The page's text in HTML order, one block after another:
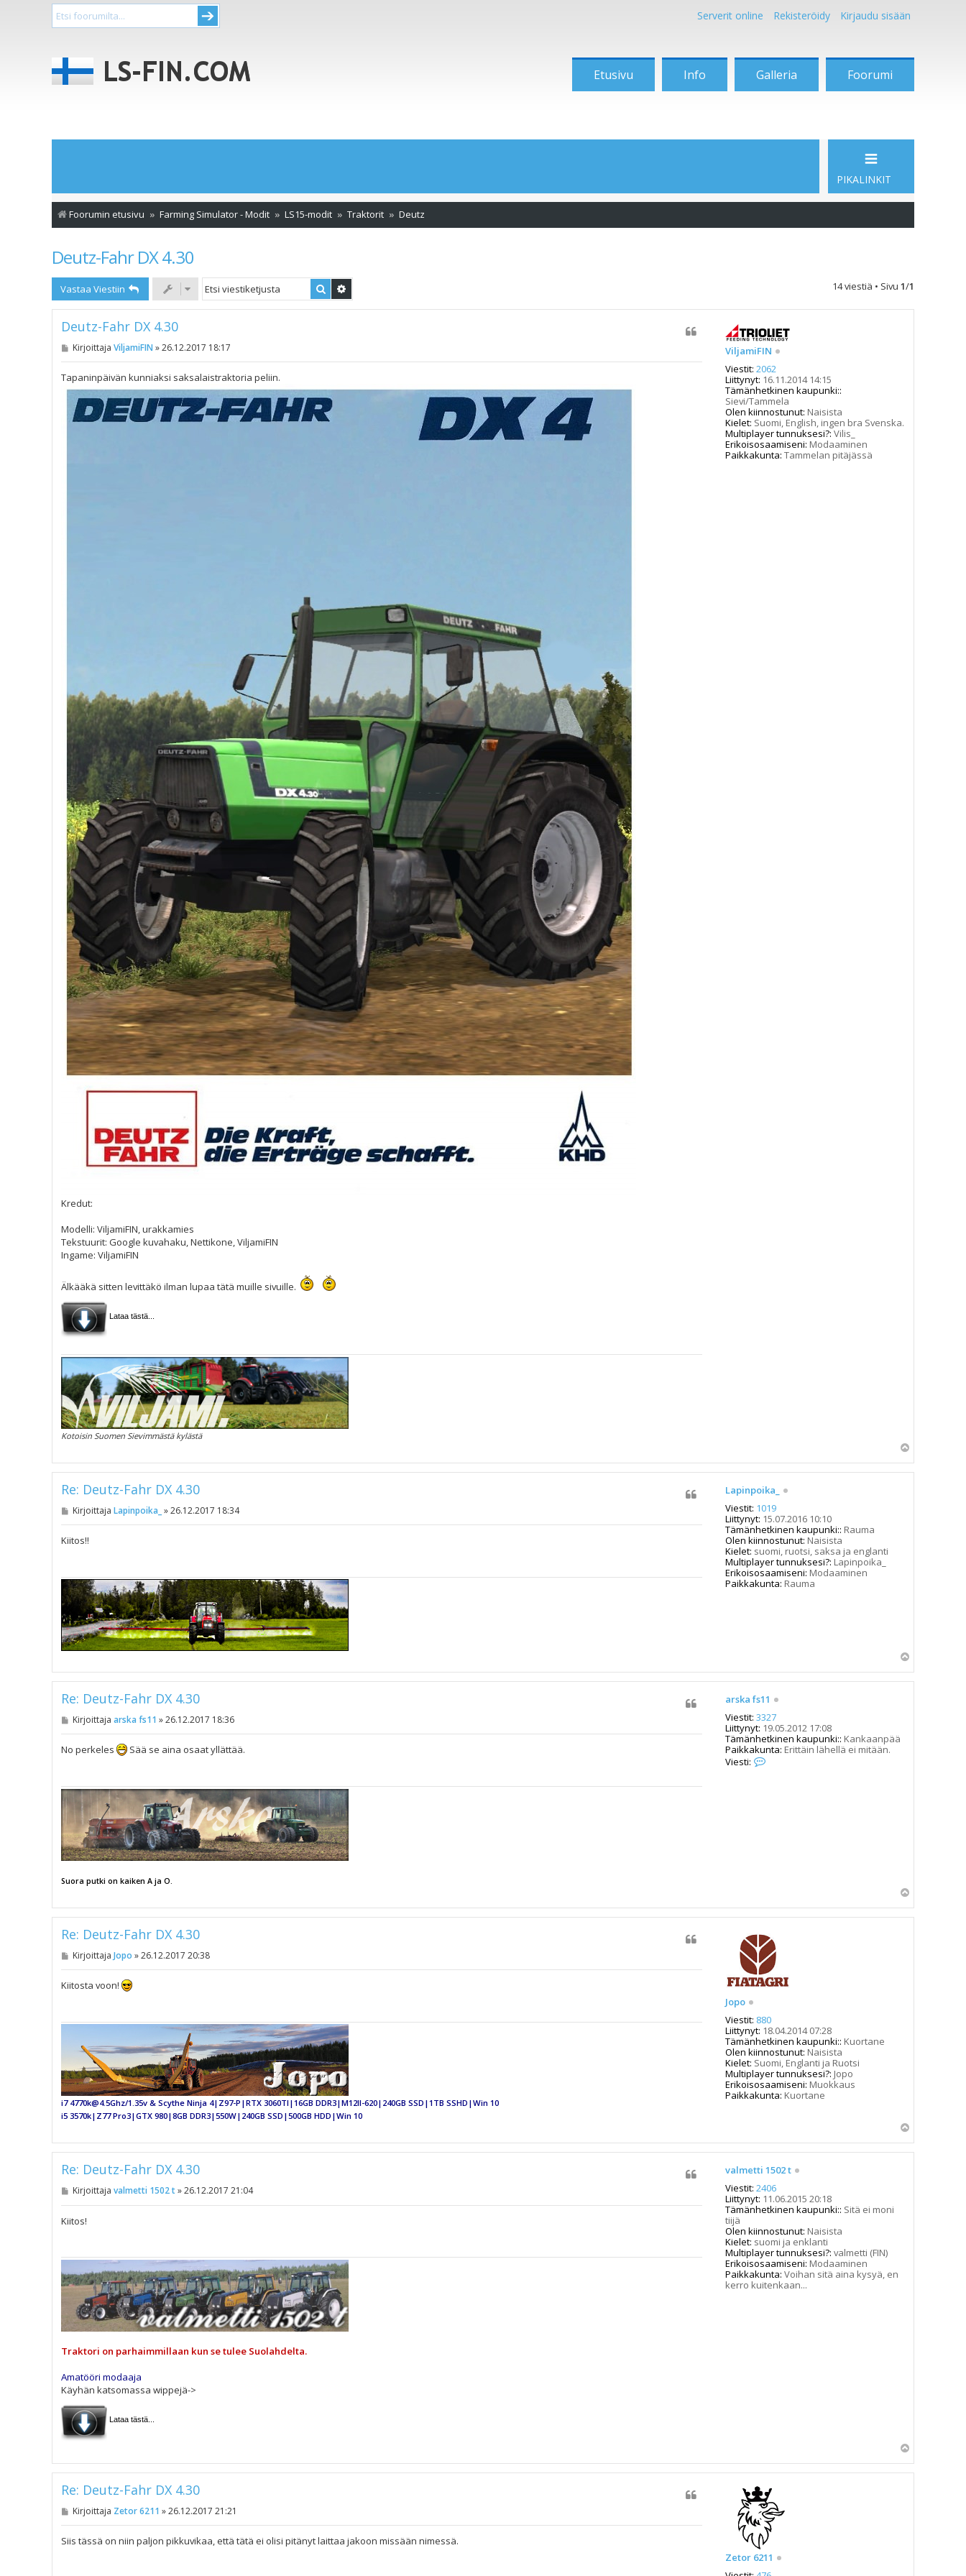
Serverit online Rekisteröidy Kirjaudu sisään
Etusivu Info Galleria Foorumi
PIKALINKIT
Foorumin etusivu Farming Simulator - Modit LS15-modit Traktorit Deutz
Deutz-Fahr DX 4.30
Vastaa Viestiin Etsi 14 viestiä • Sivu 1/1
ViljamiFIN
Viestit: 2062
Liittynyt: 16.11.2014 14:15
Tämänhetkinen kaupunki::
Sievi/Tammela
Olen kiinnostunut: Naisista
Kielet: Suomi, English, ingen bra Svenska.
Multiplayer tunnuksesi?: Vilis_
Erikoisosaamiseni: Modaaminen
Paikkakunta: Tammelan pitäjässä
Deutz-Fahr DX 4.30
V
s
t
Kirjoittaja ViljamiFIN »26.12.2017 18:17
Tapaninpäivän kunniaksi saksalaistraktoria peliin.
Kredut:
Modelli: ViljamiFIN, urakkamies
Tekstuurit: Google kuvahaku, Nettikone, ViljamiFIN
Ingame: ViljamiFIN
Älkääkä sitten levittäkö ilman lupaa tätä muille sivuille.
Lataa tästä...
Kotoisin Suomen Sievimmästä kylästä
ö
Lapinpoika_
Viestit: 1019
Liittynyt: 15.07.2016 10:10
Tämänhetkinen kaupunki:: Rauma
Olen kiinnostunut: Naisista
Kielet: suomi, ruotsi, saksa ja englanti
Multiplayer tunnuksesi?: Lapinpoika_
Erikoisosaamiseni: Modaaminen
Paikkakunta: Rauma
Re: Deutz-Fahr DX 4.30
V
s
Kirjoittaja Lapinpoika_ »26.12.2017 18:34
Kiitos!!
ö
arska fs11
Viestit: 3327
Liittynyt: 19.05.2012 17:08
Tämänhetkinen kaupunki:: Kankaanpää
Paikkakunta: Erittäin lähellä ei mitään.
Viesti:
1
Re: Deutz-Fahr DX 4.30
V
s
Kirjoittaja arska fs11 »26.12.2017 18:36
No perkeles Sää se aina osaat yllättää.
Suora putki on kaiken A ja O.
ö
Jopo
Viestit: 880
Liittynyt: 18.04.2014 07:28
Tämänhetkinen kaupunki:: Kuortane
Olen kiinnostunut: Naisista
Kielet: Suomi, Englanti ja Ruotsi
Multiplayer tunnuksesi?: Jopo
Erikoisosaamiseni: Muokkaus
Paikkakunta: Kuortane
Re: Deutz-Fahr DX 4.30
V
s
Kirjoittaja Jopo »26.12.2017 20:38
Kiitosta voon!
i7 4770k@4.5Ghz/1.35v & Scythe Ninja 4|Z97-P|RTX 3060TI|16GB DDR3|M12II-620|240GB SSD|1TB SSHD|Win 10
i5 3570k|Z77 Pro3|GTX 980|8GB DDR3|550W|240GB SSD|500GB HDD|Win 10
ö
valmetti 1502 t
Viestit: 2406
Liittynyt: 11.06.2015 20:18
Tämänhetkinen kaupunki:: Sitä ei moni
tiijä
Olen kiinnostunut: Naisista
Kielet: suomi ja enklanti
Multiplayer tunnuksesi?: valmetti (FIN)
Erikoisosaamiseni: Modaaminen
Paikkakunta: Voihan sitä aina kysyä, en
kerro kuitenkaan...
Re: Deutz-Fahr DX 4.30
V
e
s
Kirjoittaja valmetti 1502 t»26.12.2017 21:04
Kiitos!
Traktori on parhaimmillaan kun se tulee Suolahdelta.
Amatööri modaaja
Käyhän katsomassa wippejä->
Lataa tästä...
ö
Zetor 6211
Re: Deutz-Fahr DX 4.30
V
s
Kirjoittaja Zetor 6211 »26.12.2017 21:21
Siis tässä on niin paljon pikkuvikaa, että tätä ei olisi pitänyt laittaa jakoon missään nimessä.